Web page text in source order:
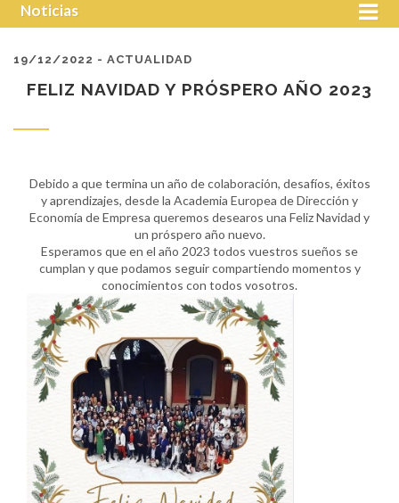
Noticias
19/12/2022 - ACTUALIDAD
FELIZ NAVIDAD Y PRÓSPERO AÑO 2023
Debido a que termina un año de colaboración, desafíos, éxitos
y aprendizajes, desde la Academia Europea de Dirección y
Economía de Empresa queremos desearos una Feliz Navidad y
un próspero año nuevo.
Esperamos que en el año 2023 todos vuestros sueños se
cumplan y que podamos seguir compartiendo momentos y
conocimientos con todos vosotros.